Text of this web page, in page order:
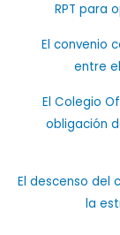
RPT para
El convenio
entre
El Colegio
obligación
El descenso del
la